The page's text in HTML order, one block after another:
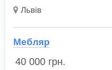
Львів
Мебляр
40 000 грн.